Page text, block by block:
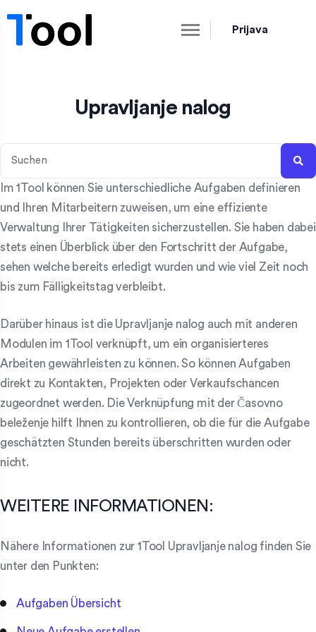
Prijava
Upravljanje nalog
Im 1Tool können Sie unterschiedliche Aufgaben definieren
und Ihren Mitarbeitern zuweisen, um eine effiziente
Verwaltung Ihrer Tätigkeiten sicherzustellen. Sie haben dabei
stets einen Überblick über den Fortschritt der Aufgabe,
sehen welche bereits erledigt wurden und wie viel Zeit noch
bis zum Fälligkeitstag verbleibt.
Darüber hinaus ist die Upravljanje nalog auch mit anderen
Modulen im 1Tool verknüpft, um ein organisierteres
Arbeiten gewährleisten zu können. So können Aufgaben
direkt zu Kontakten, Projekten oder Verkaufschancen
zugeordnet werden. Die Verknüpfung mit der Časovno
beleženje hilft Ihnen zu kontrollieren, ob die für die Aufgabe
geschätzten Stunden bereits überschritten wurden oder
nicht.
WEITERE INFORMATIONEN:
Nähere Informationen zur 1Tool Upravljanje nalog finden Sie
unter den Punkten:
Aufgaben Übersicht